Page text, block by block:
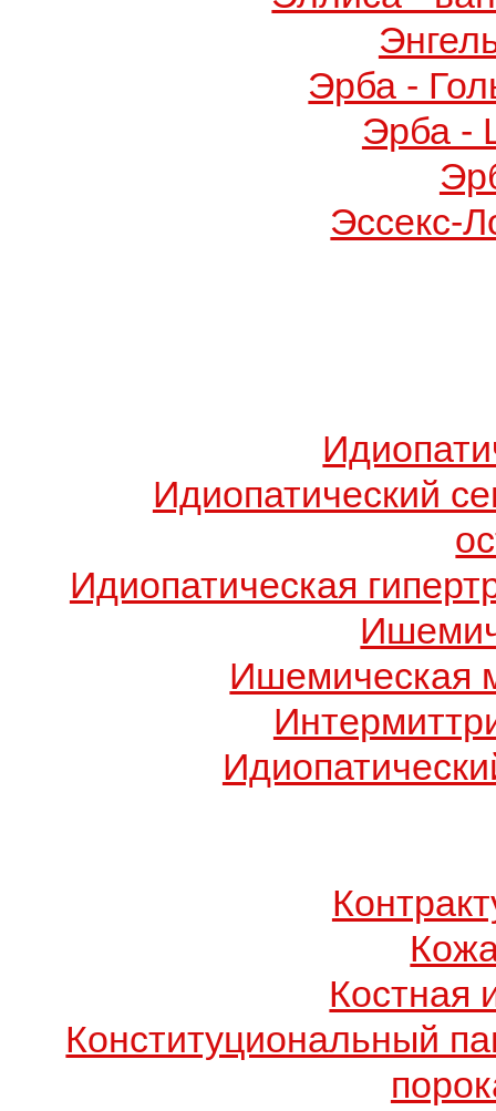
Эрба -
Эрба -
Эссекс-
Идиопатический
Идиопатическая
Ишемическая
Костная
Конституциональный